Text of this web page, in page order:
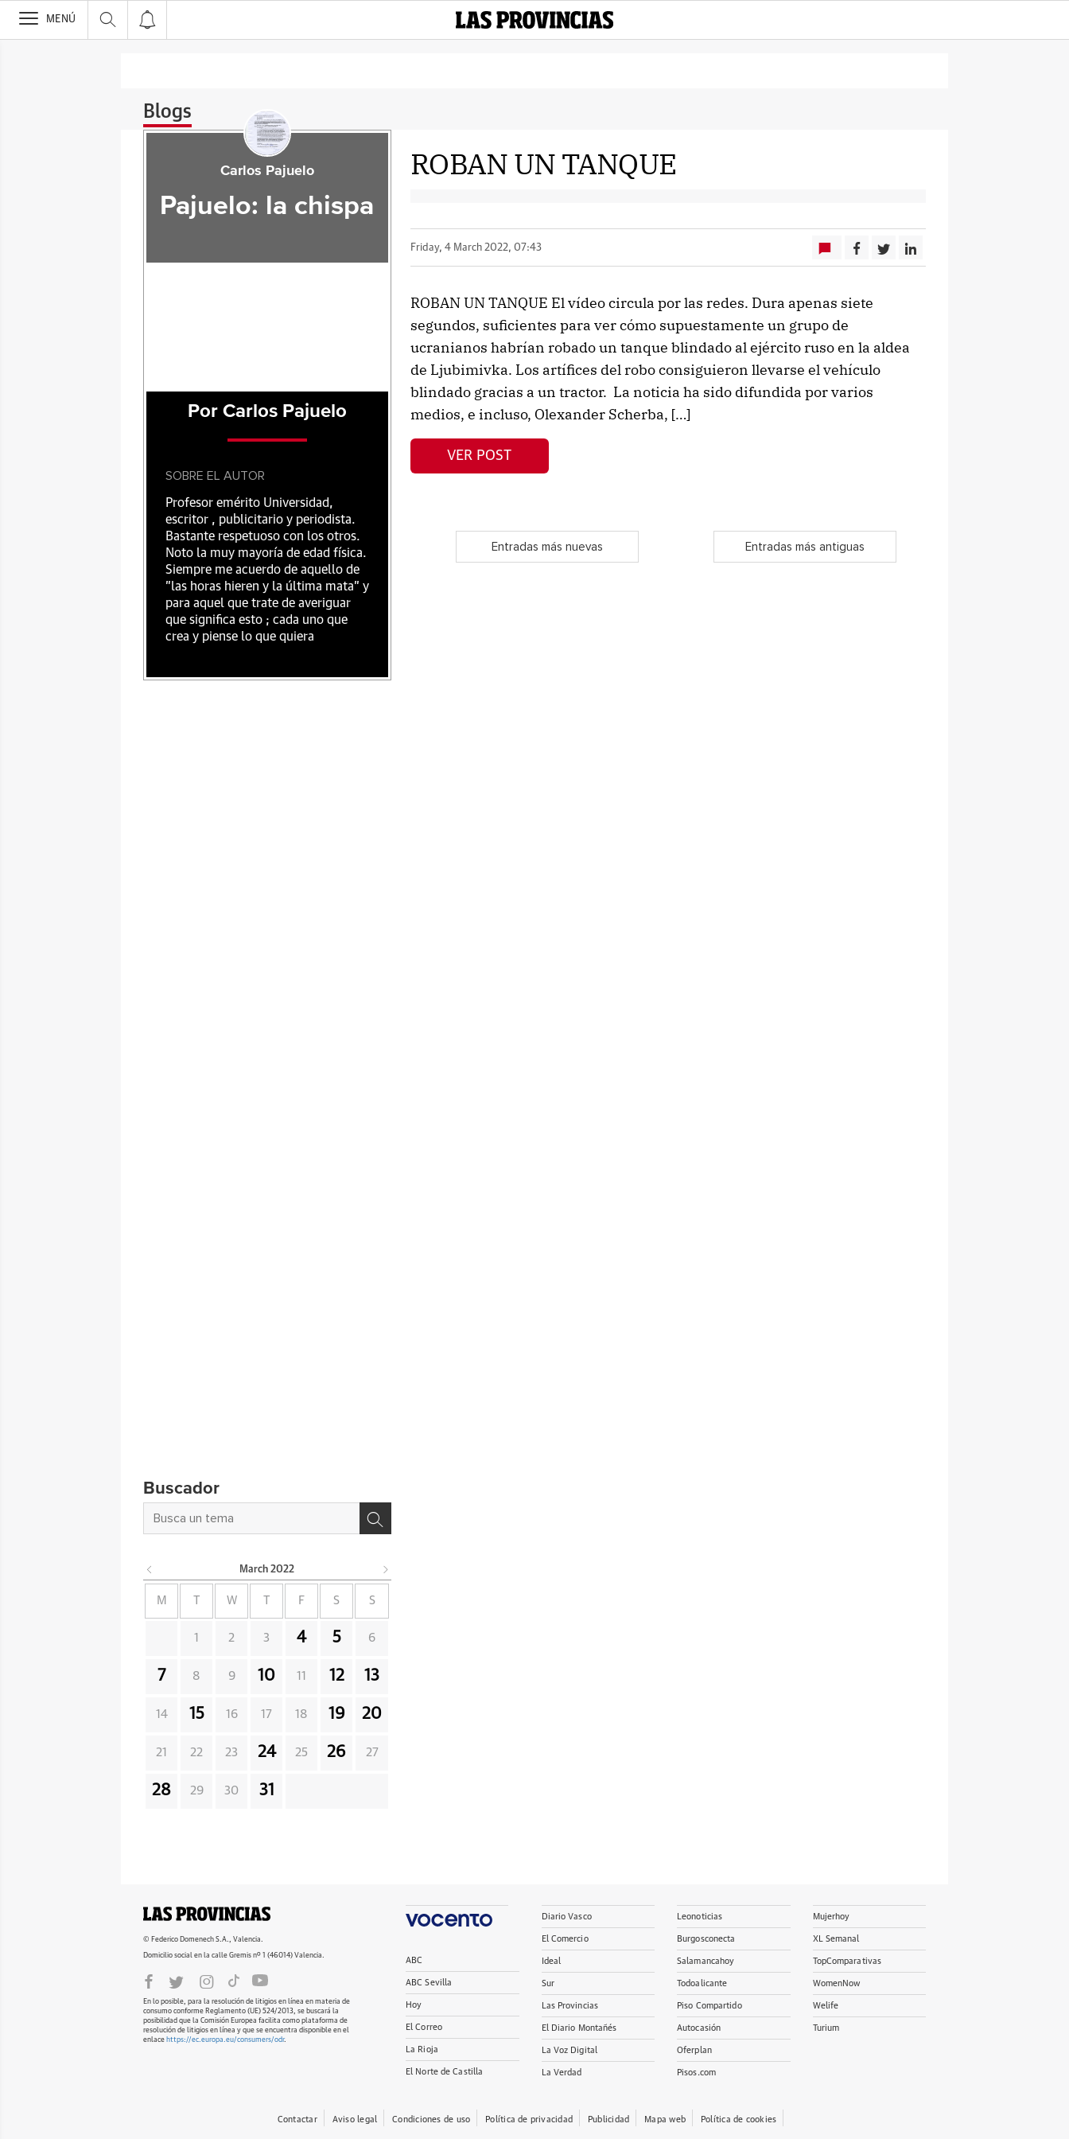
>
MENÚ
Blogs
ROBAN UN TANQUE
Friday, 4 March 2022, 07:43
ROBAN UN TANQUE El vídeo circula por las redes. Dura apenas siete
segundos, suficientes para ver cómo supuestamente un grupo de
ucranianos habrían robado un tanque blindado al ejército ruso en la aldea
de Ljubimivka. Los artífices del robo consiguieron llevarse el vehículo
blindado gracias a un tractor. La noticia ha sido difundida por varios
medios, e incluso, Olexander Scherba, […]
VER POST
Entradas más nuevas Entradas más antiguas
Carlos Pajuelo
Pajuelo: la chispa
Por Carlos Pajuelo
SOBRE EL AUTOR
Profesor emérito Universidad,
escritor , publicitario y periodista.
Bastante respetuoso con los otros.
Noto la muy mayoría de edad física.
Siempre me acuerdo de aquello de
"las horas hieren y la última mata" y
para aquel que trate de averiguar
que significa esto ; cada uno que
crea y piense lo que quiera
Buscador
March 2022
M W F S S
1 2 3 4 5 6
7 8 9 10 11 12 13
14 15 16 17 18 19 20
21 22 23 24 25 26 27
28 29 30 31
© Federico Domenech S.A., Valencia.
Domicilio social en la calle Gremis nº 1 (46014) Valencia.
En lo posible, para la resolución de litigios en línea en materia de
consumo conforme Reglamento (UE) 524/2013, se buscará la
posibilidad que la Comisión Europea facilita como plataforma de
resolución de litigios en línea y que se encuentra disponible en el
enlace https://ec.europa.eu/consumers/odr.
ABC
ABC Sevilla
Hoy
El Correo
La Rioja
El Norte de Castilla
Diario Vasco
El Comercio
Ideal
Sur
Las Provincias
El Diario Montañés
La Voz Digital
La Verdad
Leonoticias
Burgosconecta
Salamancahoy
Todoalicante
Piso Compartido
Autocasión
Oferplan
Pisos.com
Mujerhoy
XL Semanal
TopComparativas
WomenNow
Welife
Turium
Contactar Aviso legal Condiciones de uso Política de privacidad Publicidad Mapa web Política de cookies